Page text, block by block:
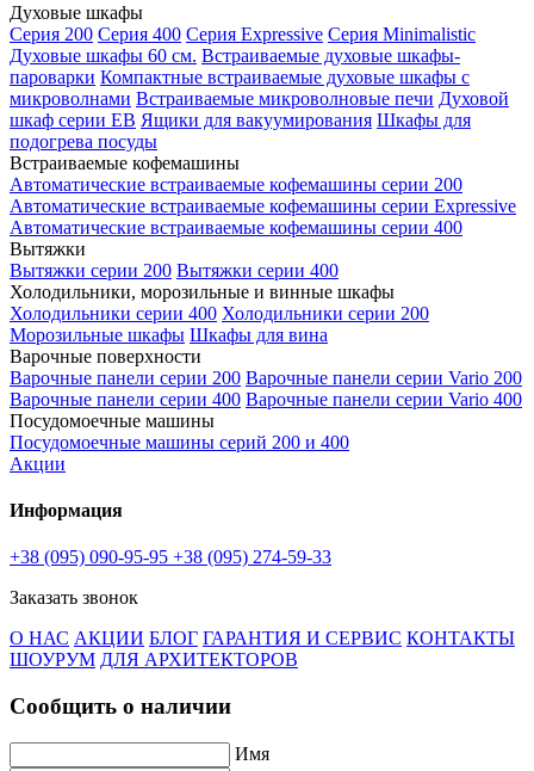
Духовые шкафы
Серия 200 Серия 400 Серия Expressive Серия Minimalistic
Духовые шкафы 60 см. Встраиваемые духовые шкафы-
пароварки Компактные встраиваемые духовые шкафы с
микроволнами Встраиваемые микроволновые печи Духовой
шкаф серии EB Ящики для вакуумирования Шкафы для
подогрева посуды
Встраиваемые кофемашины
Автоматические встраиваемые кофемашины серии 200
Автоматические встраиваемые кофемашины серии Expressive
Автоматические встраиваемые кофемашины серии 400
Вытяжки
Вытяжки серии 200 Вытяжки серии 400
Холодильники, морозильные и винные шкафы
Холодильники серии 400 Холодильники серии 200
Морозильные шкафы Шкафы для вина
Варочные поверхности
Варочные панели серии 200 Варочные панели серии Vario 200
Варочные панели серии 400 Варочные панели серии Vario 400
Посудомоечные машины
Посудомоечные машины серий 200 и 400
Акции
Информация
+38 (095) 090-95-95 +38 (095) 274-59-33
Заказать звонок
О НАС АКЦИИ БЛОГ ГАРАНТИЯ И СЕРВИС КОНТАКТЫ
ШОУРУМ ДЛЯ АРХИТЕКТОРОВ
Сообщить о наличии
Имя